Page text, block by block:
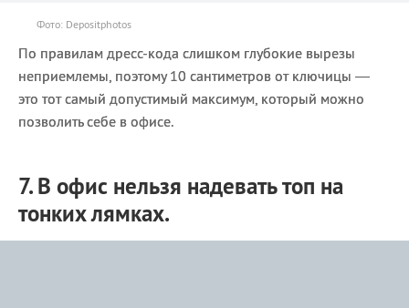
Фото: Depositphotos
По правилам дресс-кода слишком глубокие вырезы
неприемлемы, поэтому 10 сантиметров от ключицы —
это тот самый допустимый максимум, который можно
позволить себе в офисе.
7. В офис нельзя надевать топ на
тонких лямках.